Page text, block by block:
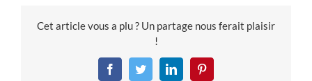
Cet article vous a plu ? Un partage nous ferait plaisir
!
FacebookTwitterLinkedInPinterest